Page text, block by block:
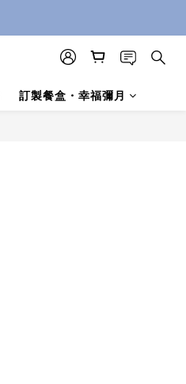
訂製餐盒・幸福彌月